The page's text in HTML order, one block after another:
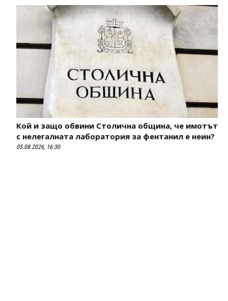
Кой и защо обвини Столична община, че имотът
с нелегалната лаборатория за фентанил е неин?
05.08.2026, 16:30